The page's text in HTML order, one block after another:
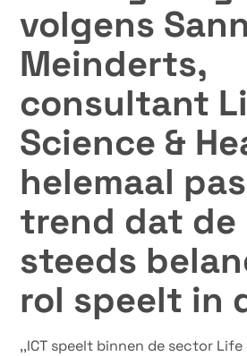
volgens
Meinderts,
consultant
Science &
helemaal
trend dat de
steeds
rol speelt in
,,ICT speelt binnen de sector